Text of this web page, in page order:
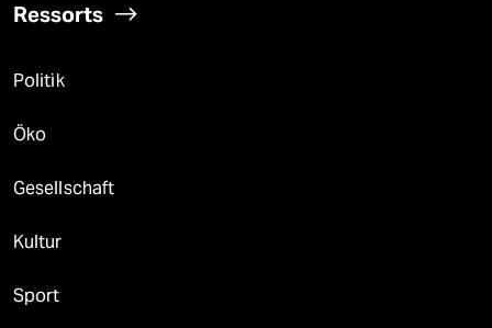
Ressorts
Politik
Öko
Gesellschaft
Kultur
Sport